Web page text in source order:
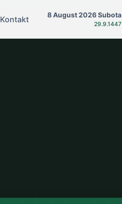
Kontakt 8 August 2026 Subota
29.9.1447